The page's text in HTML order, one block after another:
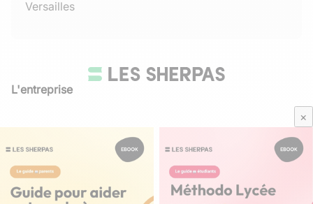
×
Versailles
L'entreprise
Média Parents
Mentions légales
Besoin d'aide ?